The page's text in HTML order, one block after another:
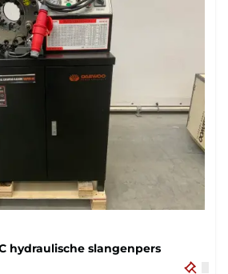
hydraulische slangenpers